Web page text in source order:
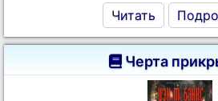
Читать
Черта